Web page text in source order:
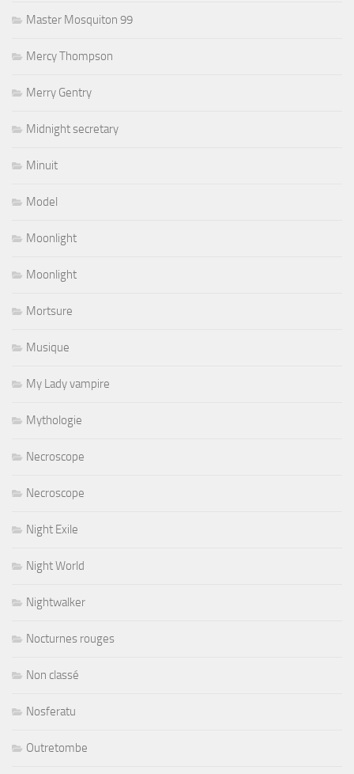
Master Mosquiton 99
Mercy Thompson
Merry Gentry
Midnight secretary
Minuit
Model
Moonlight
Moonlight
Mortsure
Musique
My Lady vampire
Mythologie
Necroscope
Necroscope
Night Exile
Night World
Nightwalker
Nocturnes rouges
Non classé
Nosferatu
Outretombe